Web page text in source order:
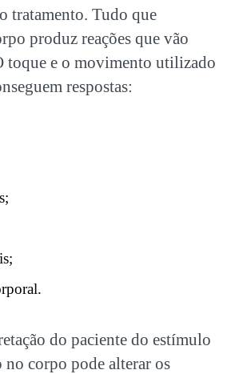
tratamento. Tudo que
produz reações que vão
toque e o movimento utilizado
respostas:
do paciente do estímulo
corpo pode alterar os